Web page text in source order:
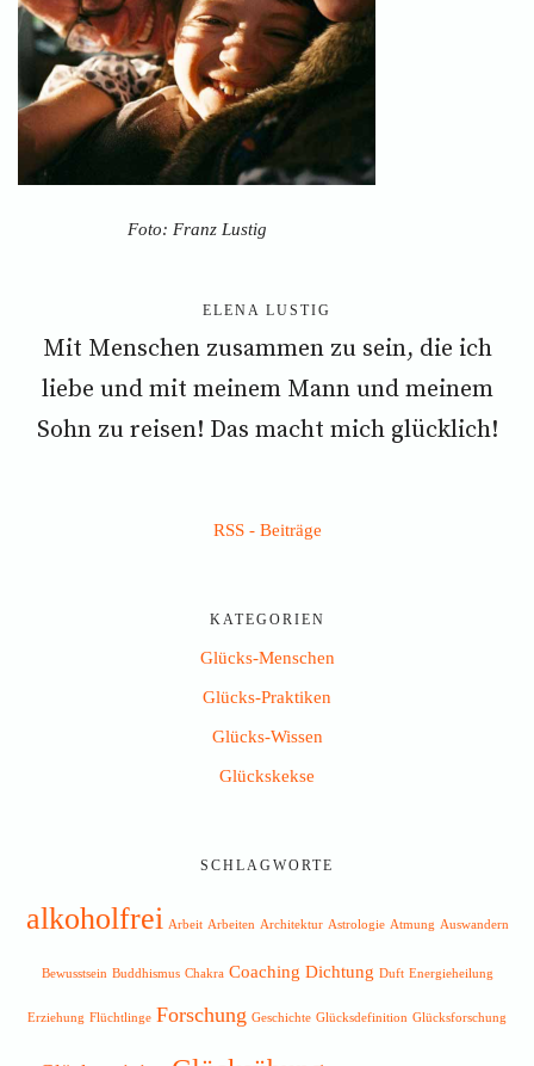
Foto: Franz Lustig
ELENA LUSTIG
Mit Menschen zusammen zu sein, die ich
liebe und mit meinem Mann und meinem
Sohn zu reisen! Das macht mich glücklich!
RSS - Beiträge
KATEGORIEN
Glücks-Menschen
Glücks-Praktiken
Glücks-Wissen
Glückskekse
SCHLAGWORTE
alkoholfrei Arbeit Arbeiten Architektur Astrologie Atmung Auswandern
Bewusstsein Buddhismus Chakra Coaching Dichtung Duft Energieheilung
Erziehung Flüchtlinge Forschung Geschichte Glücksdefinition Glücksforschung